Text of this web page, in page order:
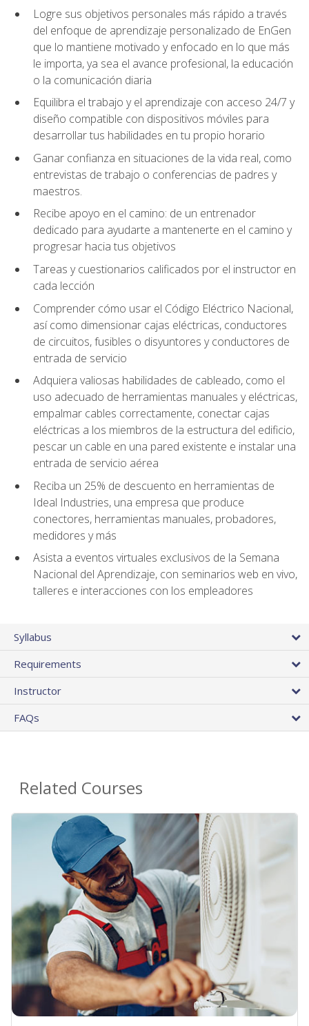
Logre sus objetivos personales más rápido a través
del enfoque de aprendizaje personalizado de EnGen
que lo mantiene motivado y enfocado en lo que más
le importa, ya sea el avance profesional, la educación
o la comunicación diaria
Equilibra el trabajo y el aprendizaje con acceso 24/7 y
diseño compatible con dispositivos móviles para
desarrollar tus habilidades en tu propio horario
Ganar confianza en situaciones de la vida real, como
entrevistas de trabajo o conferencias de padres y
maestros.
Recibe apoyo en el camino: de un entrenador
dedicado para ayudarte a mantenerte en el camino y
progresar hacia tus objetivos
Tareas y cuestionarios calificados por el instructor en
cada lección
Comprender cómo usar el Código Eléctrico Nacional,
así como dimensionar cajas eléctricas, conductores
de circuitos, fusibles o disyuntores y conductores de
entrada de servicio
Adquiera valiosas habilidades de cableado, como el
uso adecuado de herramientas manuales y eléctricas,
empalmar cables correctamente, conectar cajas
eléctricas a los miembros de la estructura del edificio,
pescar un cable en una pared existente e instalar una
entrada de servicio aérea
Reciba un 25% de descuento en herramientas de
Ideal Industries, una empresa que produce
conectores, herramientas manuales, probadores,
medidores y más
Asista a eventos virtuales exclusivos de la Semana
Nacional del Aprendizaje, con seminarios web en vivo,
talleres e interacciones con los empleadores
Syllabus
Requirements
Instructor
FAQs
Related Courses